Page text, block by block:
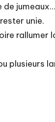
unie.
rallumer
plusieurs